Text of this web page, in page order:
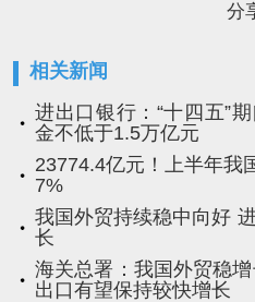
分
相关新闻
进出口银行：“十四五”
金不低于1.5万亿元
23774.4亿元！上半年我
7%
我国外贸持续稳中向好
长
海关总署：我国外贸稳
出口有望保持较快增长